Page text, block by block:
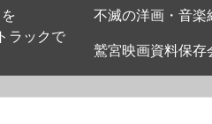
ラックで
不滅の洋画・音楽
鷲宮映画資料保存